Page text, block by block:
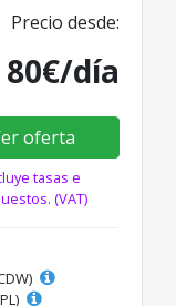
Precio desde:
80€/día
oferta
tasas e
(VAT)